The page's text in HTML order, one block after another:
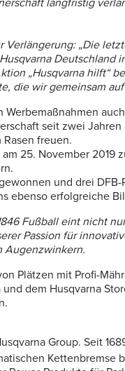
Verlängerung: „Die
„Husqvarna hilft“
die wir gemeinsam
seit zwei
freuen.
am 25. November
und drei
ebenso erfolgreiche
Fußball eint nicht
Passion für
Plätzen mit Profi-
dem Husqvarna
Group. Seit